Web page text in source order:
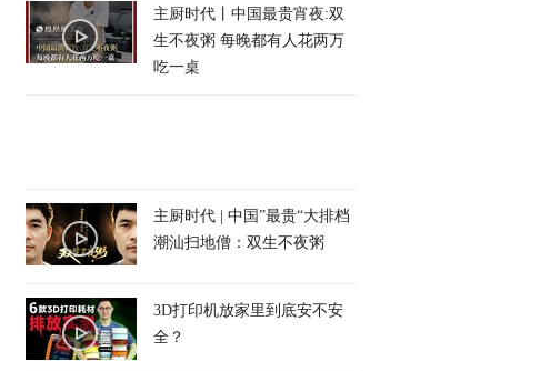
主厨时代丨中国最贵宵夜:双
生不夜粥 每晚都有人花两万
吃一桌
主厨时代 | 中国”最贵“大排档
潮汕扫地僧：双生不夜粥
3D打印机放家里到底安不安
全？